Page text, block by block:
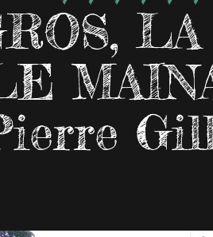
LA